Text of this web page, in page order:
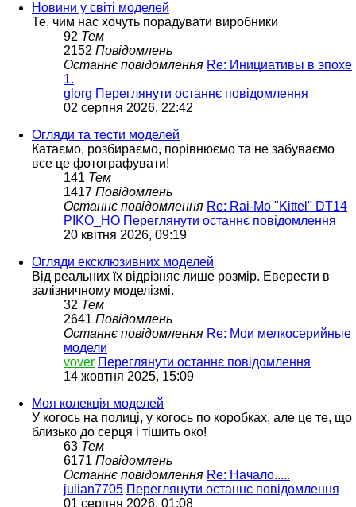
Новини у світі моделей
Те, чим нас хочуть порадувати виробники
92 Тем
2152 Повідомлень
Останнє повідомлення Re: Инициативы в эпохе
1.
glorg Переглянути останнє повідомлення
02 серпня 2026, 22:42
Огляди та тести моделей
Катаємо, розбираємо, порівнюємо та не забуваємо
все це фотографувати!
141 Тем
1417 Повідомлень
Останнє повідомлення Re: Rai-Mo "Kittel" DT14
PIKO_HO Переглянути останнє повідомлення
20 квітня 2026, 09:19
Огляди ексклюзивних моделей
Від реальних їх відрізняє лише розмір. Еверести в
залізничному моделізмі.
32 Тем
2641 Повідомлень
Останнє повідомлення Re: Мои мелкосерийные
модели
vover Переглянути останнє повідомлення
14 жовтня 2025, 15:09
Моя колекція моделей
У когось на полиці, у когось по коробках, але це те, що
близько до серця і тішить око!
63 Тем
6171 Повідомлень
Останнє повідомлення Re: Начало.....
julian7705 Переглянути останнє повідомлення
01 серпня 2026, 01:08